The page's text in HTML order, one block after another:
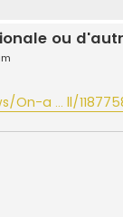
ou
a ... ll/